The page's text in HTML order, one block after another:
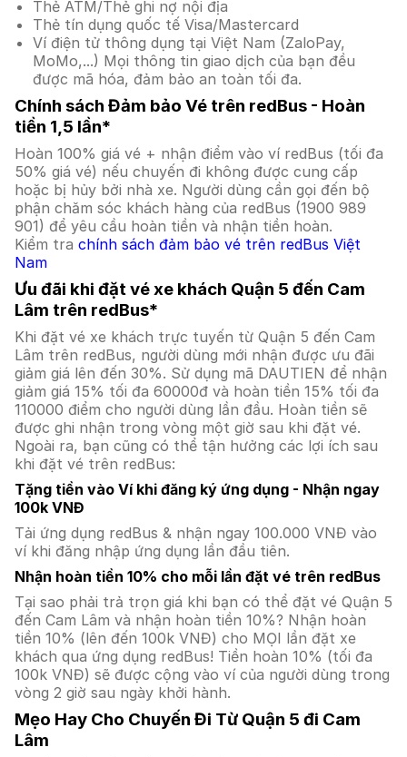
Thẻ ATM/Thẻ ghi nợ nội địa
Thẻ tín dụng quốc tế Visa/Mastercard
Ví điện tử thông dụng tại Việt Nam (ZaloPay,
MoMo,...) Mọi thông tin giao dịch của bạn đều
được mã hóa, đảm bảo an toàn tối đa.
Chính sách Đảm bảo Vé trên redBus - Hoàn
tiền 1,5 lần*
Hoàn 100% giá vé + nhận điểm vào ví redBus (tối đa
50% giá vé) nếu chuyến đi không được cung cấp
hoặc bị hủy bởi nhà xe. Người dùng cần gọi đến bộ
phận chăm sóc khách hàng của redBus (1900 989
901) để yêu cầu hoàn tiền và nhận tiền hoàn.
Kiểm tra chính sách đảm bảo vé trên redBus Việt
Nam
Ưu đãi khi đặt vé xe khách Quận 5 đến Cam
Lâm trên redBus*
Khi đặt vé xe khách trực tuyến từ Quận 5 đến Cam
Lâm trên redBus, người dùng mới nhận được ưu đãi
giảm giá lên đến 30%. Sử dụng mã DAUTIEN để nhận
giảm giá 15% tối đa 60000đ và hoàn tiền 15% tối đa
110000 điểm cho người dùng lần đầu. Hoàn tiền sẽ
được ghi nhận trong vòng một giờ sau khi đặt vé.
Ngoài ra, bạn cũng có thể tận hưởng các lợi ích sau
khi đặt vé trên redBus:
Tặng tiền vào Ví khi đăng ký ứng dụng - Nhận ngay
100k VNĐ
Tải ứng dụng redBus & nhận ngay 100.000 VNĐ vào
ví khi đăng nhập ứng dụng lần đầu tiên.
Nhận hoàn tiền 10% cho mỗi lần đặt vé trên redBus
Tại sao phải trả trọn giá khi bạn có thể đặt vé Quận 5
đến Cam Lâm và nhận hoàn tiền 10%? Nhận hoàn
tiền 10% (lên đến 100k VNĐ) cho MỌI lần đặt xe
khách qua ứng dụng redBus! Tiền hoàn 10% (tối đa
100k VNĐ) sẽ được cộng vào ví của người dùng trong
vòng 2 giờ sau ngày khởi hành.
Mẹo Hay Cho Chuyến Đi Từ Quận 5 đi Cam
Lâm